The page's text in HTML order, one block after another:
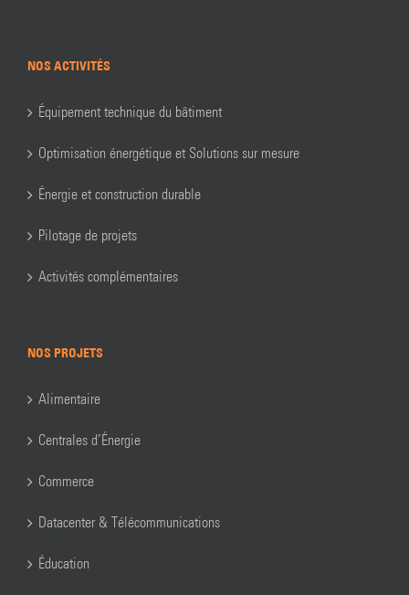
NOS ACTIVITÉS
Équipement technique du bâtiment
Optimisation énergétique et Solutions sur mesure
Énergie et construction durable
Pilotage de projets
Activités complémentaires
NOS PROJETS
Alimentaire
Centrales d’Énergie
Commerce
Datacenter & Télécommunications
Éducation